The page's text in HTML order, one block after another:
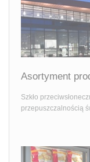
Asortyment
Szkło
przepuszczalnością